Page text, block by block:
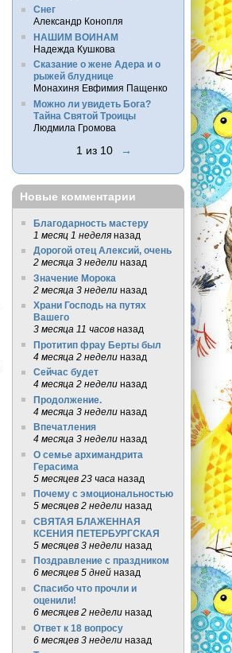
Снег
Александр Конопля
НАШИМ ВОИНАМ
Надежда Кушкова
Сказание о жене Адера и о
рыжей блуднице
Монахиня Евфимия Пащенко
Можно ли увидеть Бога?
Тайна Святой Троицы
Людмила Громова
1 из 10 →
Новые комментарии
Благодарность мастеру
1 месяц 1 неделяназад
Дорогой отец Алексий, очень
2 месяца 3 неделиназад
Значение Морока
2 месяца 3 неделиназад
Храни Господь на путях
Вашего
3 месяца 11 часовназад
Протитип фрау Берты был
4 месяца 2 неделиназад
Сейчас будет
4 месяца 2 неделиназад
Продолжение.
4 месяца 3 неделиназад
Впечатления
4 месяца 3 неделиназад
О семье архимандрита
Герасима
5 месяцев 23 часа назад
Почему с эмоциональностью
5 месяцев 2 неделиназад
СВЯТАЯ БЛАЖЕННАЯ
КСЕНИЯ ПЕТЕРБУРГСКАЯ
5 месяцев 3 неделиназад
Поздравление с праздником
6 месяцев 5 днейназад
Спасибо что прочли и
оценили!
6 месяцев 2 неделиназад
Ответ к 18 вопросу
6 месяцев 3 неделиназад